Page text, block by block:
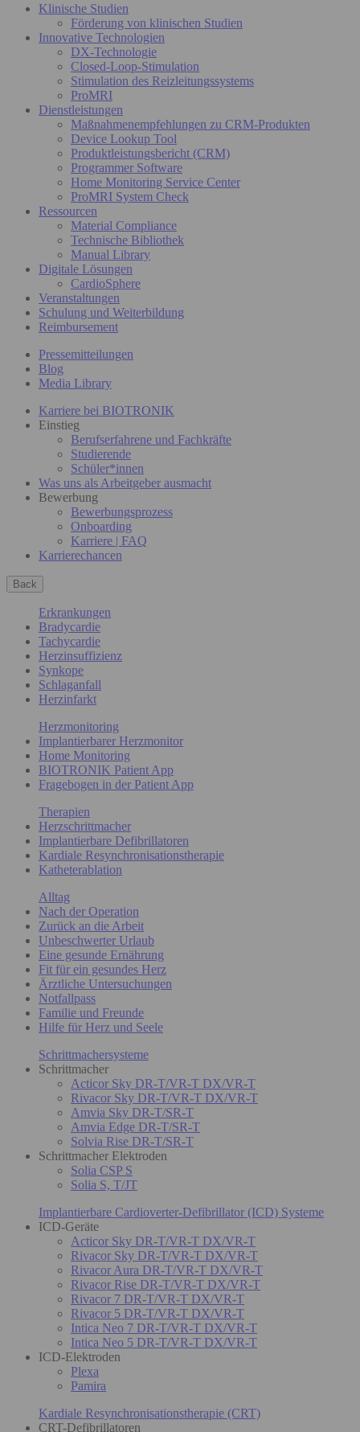
Klinische Studien
Förderung von klinischen Studien
Innovative Technologien
DX-Technologie
Closed-Loop-Stimulation
Stimulation des Reizleitungssystems
ProMRI
Dienstleistungen
Maßnahmenempfehlungen zu CRM-Produkten
Device Lookup Tool
Produktleistungsbericht (CRM)
Programmer Software
Home Monitoring Service Center
ProMRI System Check
Ressourcen
Material Compliance
Technische Bibliothek
Manual Library
Digitale Lösungen
CardioSphere
Veranstaltungen
Schulung und Weiterbildung
Reimbursement
Pressemitteilungen
Blog
Media Library
Karriere bei BIOTRONIK
Einstieg
Berufserfahrene und Fachkräfte
Studierende
Schüler*innen
Was uns als Arbeitgeber ausmacht
Bewerbung
Bewerbungsprozess
Onboarding
Karriere | FAQ
Karrierechancen
Back
Erkrankungen
Bradycardie
Tachycardie
Herzinsuffizienz
Synkope
Schlaganfall
Herzinfarkt
Herzmonitoring
Implantierbarer Herzmonitor
Home Monitoring
BIOTRONIK Patient App
Fragebogen in der Patient App
Therapien
Herzschrittmacher
Implantierbare Defibrillatoren
Kardiale Resynchronisationstherapie
Katheterablation
Alltag
Nach der Operation
Zurück an die Arbeit
Unbeschwerter Urlaub
Eine gesunde Ernährung
Fit für ein gesundes Herz
Ärztliche Untersuchungen
Notfallpass
Familie und Freunde
Hilfe für Herz und Seele
Schrittmachersysteme
Schrittmacher
Acticor Sky DR-T/VR-T DX/VR-T
Rivacor Sky DR-T/VR-T DX/VR-T
Amvia Sky DR-T/SR-T
Amvia Edge DR-T/SR-T
Solvia Rise DR-T/SR-T
Schrittmacher Elektroden
Solia CSP S
Solia S, T/JT
Implantierbare Cardioverter-Defibrillator (ICD) Systeme
ICD-Geräte
Acticor Sky DR-T/VR-T DX/VR-T
Rivacor Sky DR-T/VR-T DX/VR-T
Rivacor Aura DR-T/VR-T DX/VR-T
Rivacor Rise DR-T/VR-T DX/VR-T
Rivacor 7 DR-T/VR-T DX/VR-T
Rivacor 5 DR-T/VR-T DX/VR-T
Intica Neo 7 DR-T/VR-T DX/VR-T
Intica Neo 5 DR-T/VR-T DX/VR-T
ICD-Elektroden
Plexa
Pamira
Kardiale Resynchronisationstherapie (CRT)
CRT-Defibrillatoren